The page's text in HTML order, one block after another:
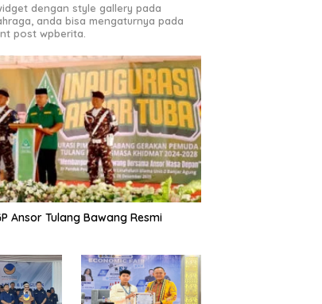
dengan style gallery pada
anda bisa mengaturnya pada
post wpberita.
Ansor Tulang Bawang Resmi